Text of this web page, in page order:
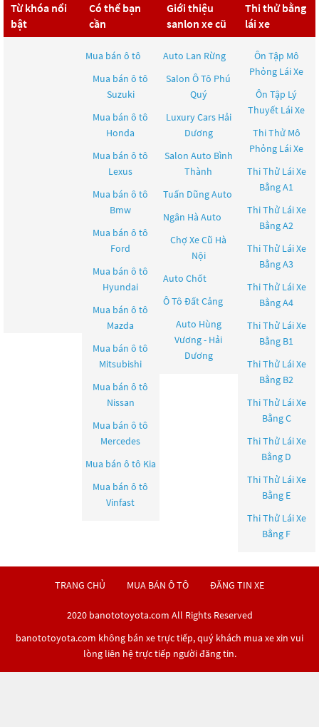
Từ khóa nổi
bật
Có thể bạn
cần
Mua bán ô tô
Mua bán ô tô
Suzuki
Mua bán ô tô
Honda
Mua bán ô tô
Lexus
Mua bán ô tô
Bmw
Mua bán ô tô
Ford
Mua bán ô tô
Hyundai
Mua bán ô tô
Mazda
Mua bán ô tô
Mitsubishi
Mua bán ô tô
Nissan
Mua bán ô tô
Mercedes
Mua bán ô tô Kia
Mua bán ô tô
Vinfast
Giới thiệu
sanlon xe cũ
Auto Lan Rừng
Salon Ô Tô Phú
Quý
Luxury Cars Hải
Dương
Salon Auto Bình
Thành
Tuấn Dũng Auto
Ngân Hà Auto
Chợ Xe Cũ Hà
Nội
Auto Chốt
Ô Tô Đất Cảng
Auto Hùng
Vương - Hải
Dương
Thi thử bằng
lái xe
Ôn Tập Mô
Phỏng Lái Xe
Ôn Tập Lý
Thuyết Lái Xe
Thi Thử Mô
Phỏng Lái Xe
Thi Thử Lái Xe
Bằng A1
Thi Thử Lái Xe
Bằng A2
Thi Thử Lái Xe
Bằng A3
Thi Thử Lái Xe
Bằng A4
Thi Thử Lái Xe
Bằng B1
Thi Thử Lái Xe
Bằng B2
Thi Thử Lái Xe
Bằng C
Thi Thử Lái Xe
Bằng D
Thi Thử Lái Xe
Bằng E
Thi Thử Lái Xe
Bằng F
TRANG CHỦ MUA BÁN Ô TÔ ĐĂNG TIN XE
2020 banototoyota.com All Rights Reserved
banototoyota.com không bán xe trực tiếp, quý khách mua xe xin vui
lòng liên hệ trực tiếp người đăng tin.